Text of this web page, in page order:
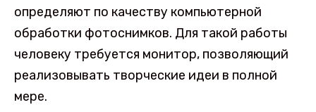
определяют по качеству компьютерной
обработки фотоснимков. Для такой работы
человеку требуется монитор, позволяющий
реализовывать творческие идеи в полной
мере.